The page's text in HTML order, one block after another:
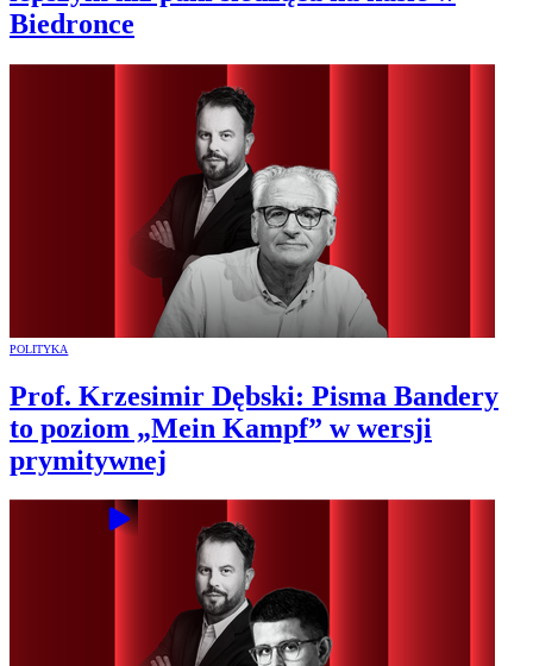
Biedronce
POLITYKA
Prof. Krzesimir Dębski: Pisma Bandery
to poziom „Mein Kampf” w wersji
prymitywnej